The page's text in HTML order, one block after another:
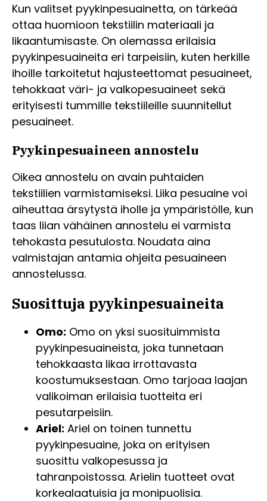
Kun valitset pyykinpesuainetta, on tärkeää
ottaa huomioon tekstiilin materiaali ja
likaantumisaste. On olemassa erilaisia
pyykinpesuaineita eri tarpeisiin, kuten herkille
ihoille tarkoitetut hajusteettomat pesuaineet,
tehokkaat väri- ja valkopesuaineet sekä
erityisesti tummille tekstiileille suunnitellut
pesuaineet.
Pyykinpesuaineen annostelu
Oikea annostelu on avain puhtaiden
tekstiilien varmistamiseksi. Liika pesuaine voi
aiheuttaa ärsytystä iholle ja ympäristölle, kun
taas liian vähäinen annostelu ei varmista
tehokasta pesutulosta. Noudata aina
valmistajan antamia ohjeita pesuaineen
annostelussa.
Suosittuja pyykinpesuaineita
Omo: Omo on yksi suosituimmista
pyykinpesuaineista, joka tunnetaan
tehokkaasta likaa irrottavasta
koostumuksestaan. Omo tarjoaa laajan
valikoiman erilaisia tuotteita eri
pesutarpeisiin.
Ariel: Ariel on toinen tunnettu
pyykinpesuaine, joka on erityisen
suosittu valkopesussa ja
tahranpoistossa. Arielin tuotteet ovat
korkealaatuisia ja monipuolisia.